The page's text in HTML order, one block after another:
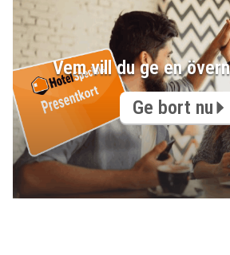
Vem vill du ge en
Ge bort nu